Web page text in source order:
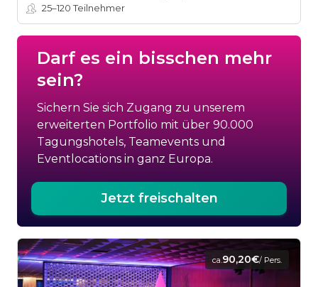
25–120Teilnehmer
Darf es ein bisschen mehr
sein?
Sichern Sie sich Zugang zu unserem
erweiterten Portfolio mit über 90.000
Tagungshotels, Teamevents und
Eventlocations in ganz Europa.
Jetzt freischalten
ca.90,20€/ Pers.